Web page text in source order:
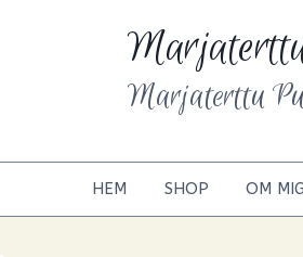
Marjaterttu
HEM SHOP OM MIG